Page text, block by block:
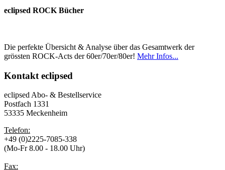
eclipsed ROCK Bücher
Die perfekte Übersicht & Analyse über das Gesamtwerk der
grössten ROCK-Acts der 60er/70er/80er! Mehr Infos...
Kontakt eclipsed
eclipsed Abo- & Bestellservice
Postfach 1331
53335 Meckenheim
Telefon:
+49 (0)2225-7085-338
(Mo-Fr 8.00 - 18.00 Uhr)
Fax: